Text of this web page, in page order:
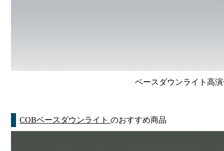
ベースダウンライト高
COBベースダウンライトのおすすめ商品